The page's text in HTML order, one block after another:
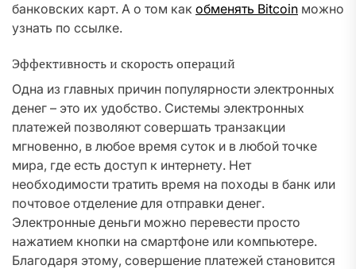
банковских карт. А о том как обменять Bitcoin можно
узнать по ссылке.
Эффективность и скорость операций
Одна из главных причин популярности электронных
денег – это их удобство. Системы электронных
платежей позволяют совершать транзакции
мгновенно, в любое время суток и в любой точке
мира, где есть доступ к интернету. Нет
необходимости тратить время на походы в банк или
почтовое отделение для отправки денег.
Электронные деньги можно перевести просто
нажатием кнопки на смартфоне или компьютере.
Благодаря этому, совершение платежей становится